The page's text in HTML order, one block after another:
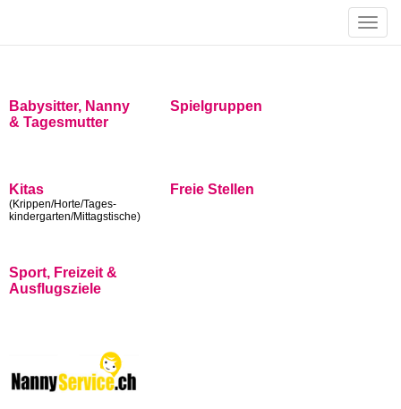
Toggle
Babysitter, Nanny
& Tagesmutter
Spielgruppen
Kitas
(Krippen/Horte/Tages-
kindergarten/Mittagstische)
Freie Stellen
Sport, Freizeit &
Ausflugsziele